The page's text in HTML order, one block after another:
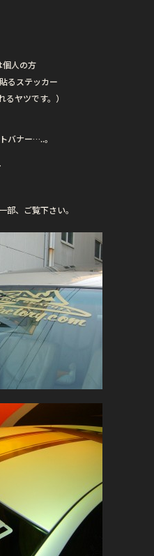
個人の方
るステッカー
るヤツです。）
バナー…..。
部、ご覧下さい。